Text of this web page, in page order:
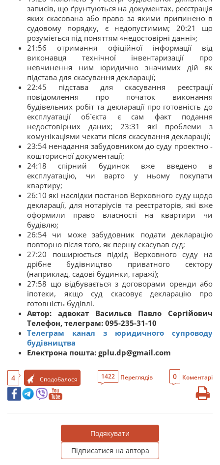
записів, що ґрунтуються на документах, реєстрація
яких скасована або право за якими припинено в
судовому порядку, є недопустимим; 20:21 що
розуміється під поняттям «недостовірні данні»;
21:56 отримання офіційної інформації від
виконавця технічної інвентаризації про
невчинення ним юридично значимих дій як
підстава для скасування декларації;
22:45 підстава для скасування реєстрації
повідомлення про початок виконання
будівельних робіт та декларації про готовність до
експлуатації об`єкта є сам факт подання
недостовірних даних; 23:31 які проблеми з
комунікаціями чекати після скасування декларації;
23:54 ненадання забудовником до суду проектно -
кошторисної документації;
24:18 спірний будинок вже введено в
експлуатацію, чи варто у ньому покупати
квартиру;
26:10 які наслідки постанов Верховного суду щодо
декларації, для нотаріусів та реєстраторів, які вже
оформили право власності на квартири чи
будівлю;
26:54 чи може забудовник подати декларацію
повторно після того, як першу скасував суд;
27:20 поширюється підхід Верховного суду на
дрібне будівництво приватного сектору
(наприклад, садові будинки, гаражі);
27:58 що відбувається з договорами оренди або
іпотеки, якщо суд скасовує декларацію про
готовність будівлі.
Автор: адвокат Васильєв Павло Сергійович
Телефон, телеграм: 095-235-31-10
Телеграм канал з юридичного супроводу
будівництва
Електрона пошта: gplu.dp@gmail.com
4 Сподобалося 1422 Переглядів 0 Коментарі
Подякувати
Підписатися на автора